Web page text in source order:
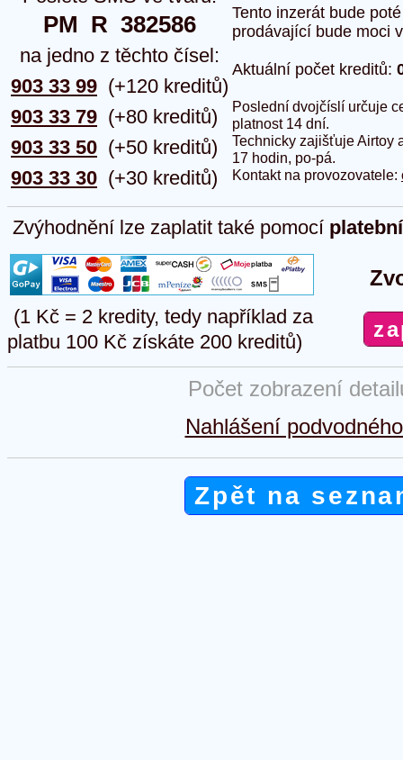
PM  R  382586
na jedno z těchto čísel:
903 33 99
903 33 79
903 33 50
903 33 30
(+120 kreditů)
(+80 kreditů)
(+50 kreditů)
(+30 kreditů)
Tento inzerát bude
prodávající bude moci
Aktuální počet kreditů:
Poslední dvojčíslí určuje
platnost 14 dní.
Technicky zajišťuje Airtoy
17 hodin, po-pá.
Kontakt na provozovatele:
Zvýhodnění lze zaplatit také pomocí
(1 Kč = 2 kredity, tedy například za
platbu 100 Kč získáte 200 kreditů)
Počet zobrazení
Nahlášení
Zpět na